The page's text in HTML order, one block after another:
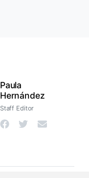
Paula
Hernández
Staff Editor